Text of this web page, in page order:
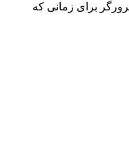
برای زمانی که